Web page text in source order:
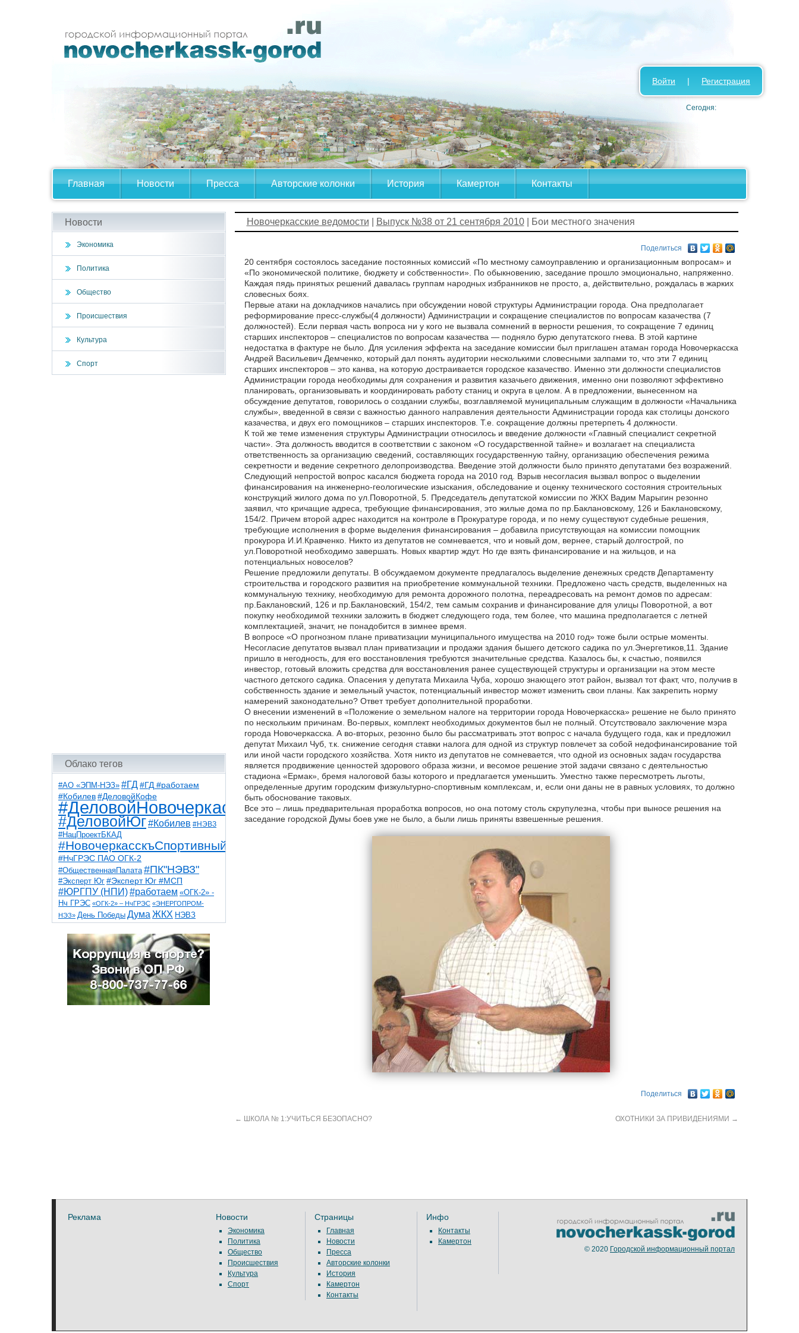
Главная Новости Пресса Авторские колонки История Камертон Контакты
Войти | Регистрация
Сегодня:
Новости
Экономика
Политика
Общество
Происшествия
Культура
Спорт
Облако тегов
#АО «ЭПМ-НЭЗ» #ГД #ГД #работаем
#Кобилев #ДеловойКофе
#ДеловойНовочеркасск
#ДеловойЮг#Кобилев #НЭВЗ
#НацПроектБКАД
#НовочеркасскъСпортивный
#НчГРЭС ПАО ОГК-2
#ОбщественнаяПалата #ПК"НЭВЗ"
#Эксперт Юг #Эксперт Юг #МСП
#ЮРГПУ (НПИ)#работаем «ОГК-2» -
Нч ГРЭС «ОГК-2» – НчГРЭС «ЭНЕРГОПРОМ-
НЭЗ» День Победы Дума ЖКХ НЭВЗ
НчГРЭС ТНТ
благоустройствоветераны выборы
детидороги казаки коррупция космос
общественная палата парк пожар роща
спорт театр транспорт художники
Новочеркасские ведомости Выпуск №38 от 21 сентября 2010| Бои местного значения
Поделиться
20 сентября состоялось заседание постоянных комиссий «По местному самоуправлению и организационным вопросам» и
«По экономической политике, бюджету и собственности». По обыкновению, заседание прошло эмоционально, напряженно.
Каждая пядь принятых решений давалась группам народных избранников не просто, а, действительно, рождалась в жарких
словесных боях.
Первые атаки на докладчиков начались при обсуждении новой структуры Администрации города. Она предполагает
реформирование пресс-службы(4 должности) Администрации и сокращение специалистов по вопросам казачества (7
должностей). Если первая часть вопроса ни у кого не вызвала сомнений в верности решения, то сокращение 7 единиц
старших инспекторов – специалистов по вопросам казачества — подняло бурю депутатского гнева. В этой картине
недостатка в фактуре не было. Для усиления эффекта на заседание комиссии был приглашен атаман города Новочеркасска
Андрей Васильевич Демченко, который дал понять аудитории несколькими словесными залпами то, что эти 7 единиц
старших инспекторов – это канва, на которую достраивается городское казачество. Именно эти должности специалистов
Администрации города необходимы для сохранения и развития казачьего движения, именно они позволяют эффективно
планировать, организовывать и координировать работу станиц и округа в целом. А в предложении, вынесенном на
обсуждение депутатов, говорилось о создании службы, возглавляемой муниципальным служащим в должности «Начальника
службы», введенной в связи с важностью данного направления деятельности Администрации города как столицы донского
казачества, и двух его помощников – старших инспекторов. Т.е. сокращение должны претерпеть 4 должности.
К той же теме изменения структуры Администрации относилось и введение должности «Главный специалист секретной
части». Эта должность вводится в соответствии с законом «О государственной тайне» и возлагает на специалиста
ответственность за организацию сведений, составляющих государственную тайну, организацию обеспечения режима
секретности и ведение секретного делопроизводства. Введение этой должности было принято депутатами без возражений.
Следующий непростой вопрос касался бюджета города на 2010 год. Взрыв несогласия вызвал вопрос о выделении
финансирования на инженерно-геологические изыскания, обследование и оценку технического состояния строительных
конструкций жилого дома по ул.Поворотной, 5. Председатель депутатской комиссии по ЖКХ Вадим Марыгин резонно
заявил, что кричащие адреса, требующие финансирования, это жилые дома по пр.Баклановскому, 126 и Баклановскому,
154/2. Причем второй адрес находится на контроле в Прокуратуре города, и по нему существуют судебные решения,
требующие исполнения в форме выделения финансирования – добавила присутствующая на комиссии помощник
прокурора И.И.Кравченко. Никто из депутатов не сомневается, что и новый дом, вернее, старый долгострой, по
ул.Поворотной необходимо завершать. Новых квартир ждут. Но где взять финансирование и на жильцов, и на
потенциальных новоселов?
Решение предложили депутаты. В обсуждаемом документе предлагалось выделение денежных средств Департаменту
строительства и городского развития на приобретение коммунальной техники. Предложено часть средств, выделенных на
коммунальную технику, необходимую для ремонта дорожного полотна, переадресовать на ремонт домов по адресам:
пр.Баклановский, 126 и пр.Баклановский, 154/2, тем самым сохранив и финансирование для улицы Поворотной, а вот
покупку необходимой техники заложить в бюджет следующего года, тем более, что машина предполагается с летней
комплектацией, значит, не понадобится в зимнее время.
В вопросе «О прогнозном плане приватизации муниципального имущества на 2010 год» тоже были острые моменты.
Несогласие депутатов вызвал план приватизации и продажи здания бышего детского садика по ул.Энергетиков,11. Здание
пришло в негодность, для его восстановления требуются значительные средства. Казалось бы, к счастью, появился
инвестор, готовый вложить средства для восстановления ранее существующей структуры и организации на этом месте
частного детского садика. Опасения у депутата Михаила Чуба, хорошо знающего этот район, вызвал тот факт, что, получив в
собственность здание и земельный участок, потенциальный инвестор может изменить свои планы. Как закрепить норму
намерений законодательно? Ответ требует дополнительной проработки.
О внесении изменений в «Положение о земельном налоге на территории города Новочеркасска» решение не было принято
по нескольким причинам. Во-первых, комплект необходимых документов был не полный. Отсутствовало заключение мэра
города Новочеркасска. А во-вторых, резонно было бы рассматривать этот вопрос с начала будущего года, как и предложил
депутат Михаил Чуб, т.к. снижение сегодня ставки налога для одной из структур повлечет за собой недофинансирование той
или иной части городского хозяйства. Хотя никто из депутатов не сомневается, что одной из основных задач государства
является продвижение ценностей здорового образа жизни, и весомое решение этой задачи связано с деятельностью
стадиона «Ермак», бремя налоговой базы которого и предлагается уменьшить. Уместно также пересмотреть льготы,
определенные другим городским физкультурно-спортивным комплексам, и, если они даны не в равных условиях, то должно
быть обоснование таковых.
Все это – лишь предварительная проработка вопросов, но она потому столь скрупулезна, чтобы при выносе решения на
заседание городской Думы боев уже не было, а были лишь приняты взвешенные решения.
Поделиться
← ШКОЛА № 1:УЧИТЬСЯ БЕЗОПАСНО? ОХОТНИКИ ЗА ПРИВИДЕНИЯМИ →
Реклама Новости
Экономика
Политика
Общество
Происшествия
Культура
Спорт
Страницы
Главная
Новости
Пресса
Авторские колонки
История
Камертон
Контакты
Инфо
Контакты
Камертон
© 2020 Городской информационный портал